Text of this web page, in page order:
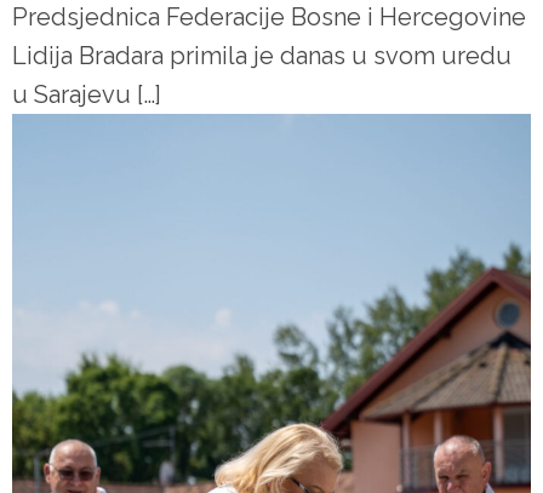
Predsjednica Federacije Bosne i Hercegovine
Lidija Bradara primila je danas u svom uredu
u Sarajevu […]